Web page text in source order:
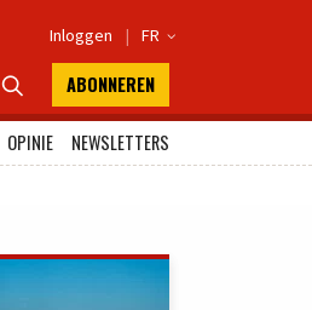
Inloggen | FR 
 ABONNEREN
OPINIE
NEWSLETTERS